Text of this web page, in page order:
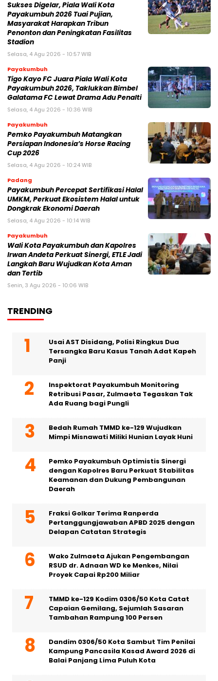
Sukses Digelar, Piala Wali Kota
Payakumbuh 2026 Tuai Pujian,
Masyarakat Harapkan Tribun
Penonton dan Peningkatan Fasilitas
Stadion
Selasa, 4 Agu 2026 - 10:57 WIB
Payakumbuh
Tigo Kayo FC Juara Piala Wali Kota
Payakumbuh 2026, Taklukkan Bimbel
Galatama FC Lewat Drama Adu Penalti
Selasa, 4 Agu 2026 - 10:36 WIB
Payakumbuh
Pemko Payakumbuh Matangkan
Persiapan Indonesia’s Horse Racing
Cup 2026
Selasa, 4 Agu 2026 - 10:24 WIB
Padang
Payakumbuh Percepat Sertifikasi Halal
UMKM, Perkuat Ekosistem Halal untuk
Dongkrak Ekonomi Daerah
Selasa, 4 Agu 2026 - 10:14 WIB
Payakumbuh
Wali Kota Payakumbuh dan Kapolres
Irwan Andeta Perkuat Sinergi, ETLE Jadi
Langkah Baru Wujudkan Kota Aman
dan Tertib
Senin, 3 Agu 2026 - 10:06 WIB
TRENDING
Usai AST Disidang, Polisi Ringkus Dua
Tersangka Baru Kasus Tanah Adat Kapeh
Panji
Inspektorat Payakumbuh Monitoring
Retribusi Pasar, Zulmaeta Tegaskan Tak
Ada Ruang bagi Pungli
Bedah Rumah TMMD ke-129 Wujudkan
Mimpi Misnawati Miliki Hunian Layak Huni
Pemko Payakumbuh Optimistis Sinergi
dengan Kapolres Baru Perkuat Stabilitas
Keamanan dan Dukung Pembangunan
Daerah
Fraksi Golkar Terima Ranperda
Pertanggungjawaban APBD 2025 dengan
Delapan Catatan Strategis
Wako Zulmaeta Ajukan Pengembangan
RSUD dr. Adnaan WD ke Menkes, Nilai
Proyek Capai Rp200 Miliar
TMMD ke-129 Kodim 0306/50 Kota Catat
Capaian Gemilang, Sejumlah Sasaran
Tambahan Rampung 100 Persen
Dandim 0306/50 Kota Sambut Tim Penilai
Kampung Pancasila Kasad Award 2026 di
Balai Panjang Lima Puluh Kota